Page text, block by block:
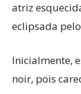
atriz
eclipsada
Inicialmente,
noir, pois